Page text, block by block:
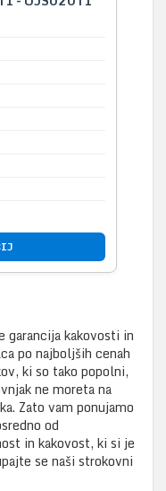
garancija kakovosti in
po najboljših cenah
ki so tako popolni,
ne moreta na
Zato vam ponujamo
od
in kakovost, ki si je
se naši strokovni